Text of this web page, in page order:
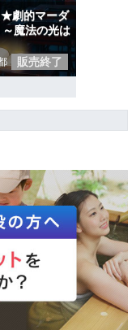
★劇的マーダ
魔法の光は
販売終了